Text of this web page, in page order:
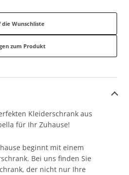
die Wunschliste
zum Produkt
Kleiderschrank aus
für Ihr Zuhause!
beginnt mit einem
Bei uns finden Sie
der nicht nur Ihre